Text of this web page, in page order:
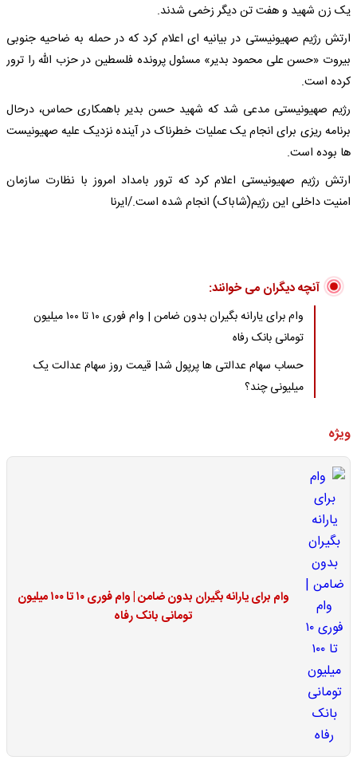
یک زن شهید و هفت تن دیگر زخمی شدند.
ارتش رژیم صهیونیستی در بیانیه ای اعلام کرد که در حمله به ضاحیه جنوبی
بیروت «حسن علی محمود بدیر» مسئول پرونده فلسطین در حزب الله را ترور
کرده است.
رژیم صهیونیستی مدعی شد که شهید حسن بدیر باهمکاری حماس، درحال
برنامه ریزی برای انجام یک عملیات خطرناک در آینده نزدیک علیه صهیونیست
ها بوده است.
ارتش رژیم صهیونیستی اعلام کرد که ترور بامداد امروز با نظارت سازمان
امنیت داخلی این رژیم(شاباک) انجام شده است./ایرنا
آنچه دیگران می خوانند:
وام برای یارانه بگیران بدون ضامن | وام فوری ۱۰ تا ۱۰۰ میلیون
تومانی بانک رفاه
حساب سهام عدالتی ها پرپول شد| قیمت روز سهام عدالت یک
میلیونی چند؟
ویژه
وام برای یارانه بگیران بدون ضامن | وام فوری ۱۰ تا ۱۰۰ میلیون
تومانی بانک رفاه